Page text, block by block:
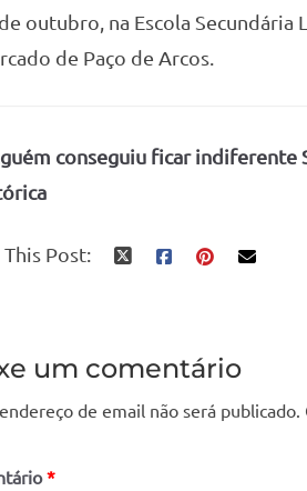
outubro, na Escola
de Paço de Arcos.
conseguiu ficar indiferente
This Post:
um comentário
de email não será publicado.
*